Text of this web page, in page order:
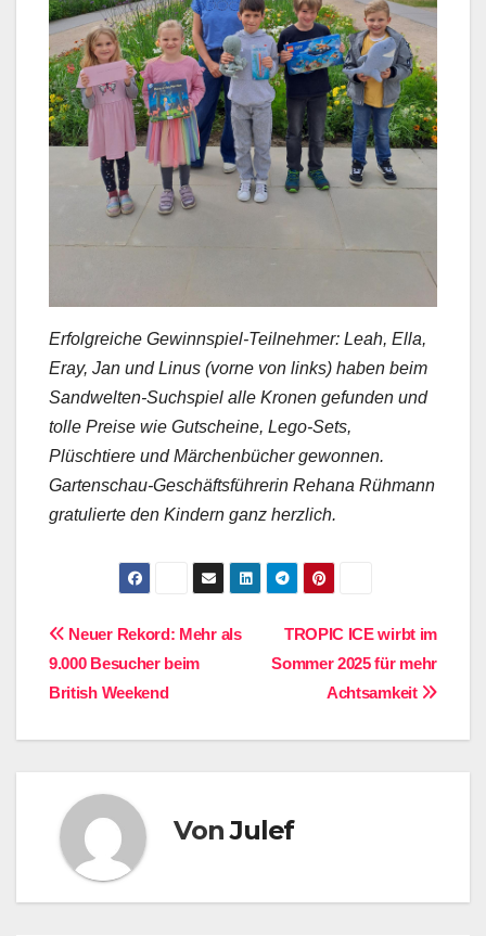
Erfolgreiche Gewinnspiel-Teilnehmer: Leah, Ella,
Eray, Jan und Linus (vorne von links) haben beim
Sandwelten-Suchspiel alle Kronen gefunden und
tolle Preise wie Gutscheine, Lego-Sets,
Plüschtiere und Märchenbücher gewonnen.
Gartenschau-Geschäftsführerin Rehana Rühmann
gratulierte den Kindern ganz herzlich.
BeitragsnavigationTROPIC ICE wirbt im
Sommer 2025 für mehr
Achtsamkeit
Neuer Rekord: Mehr als
9.000 Besucher beim
British Weekend
VonJulef